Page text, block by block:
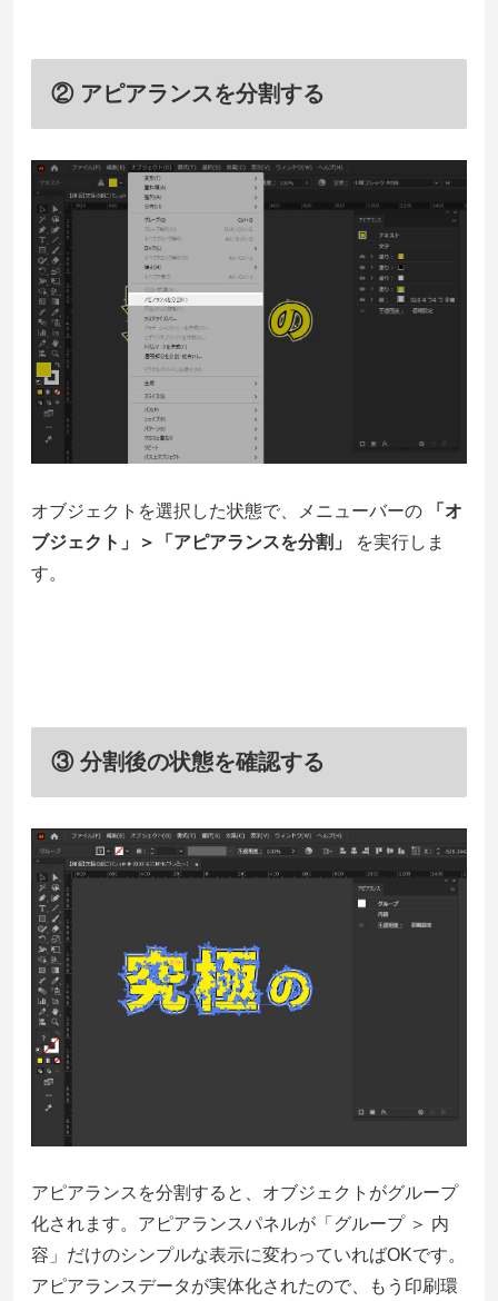
② アピアランスを分割する
オブジェクトを選択した状態で、メニューバーの
「オ
ブジェクト」＞「アピアランスを分割」
を実行しま
す。
③ 分割後の状態を確認する
アピアランスを分割すると、オブジェクトがグループ
化されます。アピアランスパネルが「グループ ＞ 内
容」だけのシンプルな表示に変わっていればOKです。
アピアランスデータが実体化されたので、もう印刷環